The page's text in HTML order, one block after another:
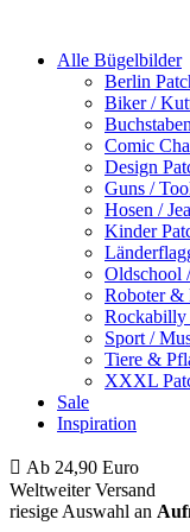
Alle Bügelbilder
Berlin
Biker /
Comic
Design
Guns /
Hosen /
Kinder
Oldschool
Roboter &
Rockabilly
Sport /
Tiere &
XXXL
Sale
Inspiration
Ab 24,90 Euro
Weltweiter Versand
riesige Auswahl an